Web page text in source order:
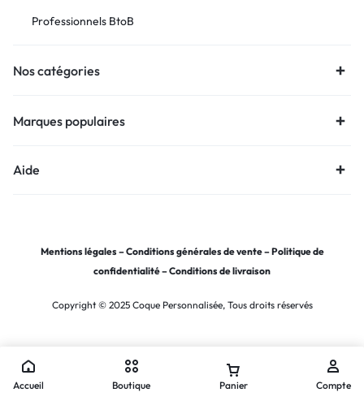
Professionnels BtoB
Nos catégories
Marques populaires
Aide
Mentions légales –Conditions générales de vente–Politique de
confidentialité–Conditions de livraison
Copyright © 2025 Coque Personnalisée, Tous droits réservés
Accueil Boutique Panier Compte